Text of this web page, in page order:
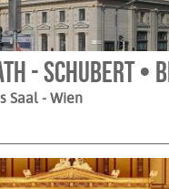
- Schubert •
Saal - Wien